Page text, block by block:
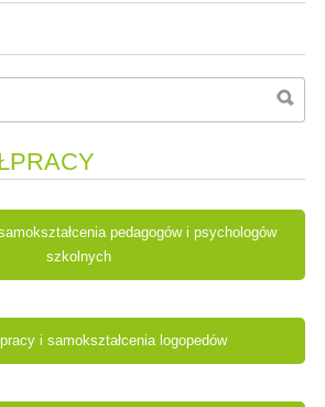
pedagogów i psychologów
szkolnych
i samokształcenia logopedów